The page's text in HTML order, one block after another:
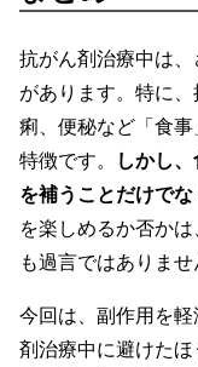
抗がん剤治療中は
があります。特に
痢、便秘など「食
特徴です。
しかし
を補うことだけでな
を楽しめるか否か
も過言ではありませ
今回は、副作用を
剤治療中に避けた